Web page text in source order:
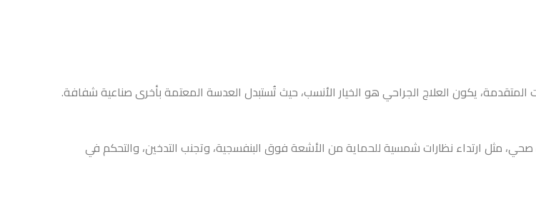
المتقدمة، يكون العلاج الجراحي هو الخيار الأنسب، حيث تُستبدل العدسة المعتمة بأخرى صناعية شفافة.
مثل ارتداء نظارات شمسية للحماية من الأشعة فوق البنفسجية، وتجنب التدخين، والتحكم في